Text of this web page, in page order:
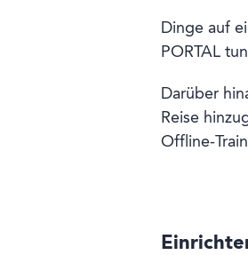
Dinge auf
PORTAL
Darüber
Reise
Offline-